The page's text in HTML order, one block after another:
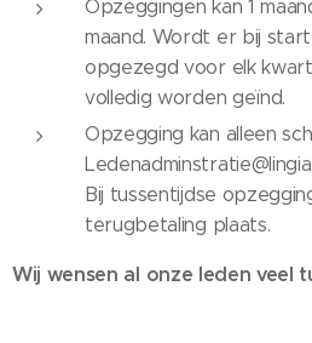
Opzeggingen kan 1
maand. Wordt er bij
opgezegd voor elk
volledig worden geïnd.
Opzegging kan alleen
Bij tussentijdse
terugbetaling plaats.
Wij wensen al onze leden veel